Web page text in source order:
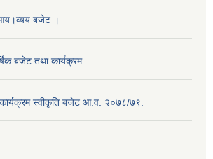
बजेट ।
बजेट तथा कार्यक्रम
कार्यक्रम स्वीकृति बजेट आ.व. २०७८/७९.